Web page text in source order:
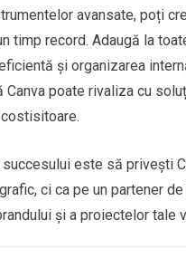
avansate, poți
timp record. Adaugă la
și organizarea
Canva poate rivaliza cu
este să privești
ci ca pe un partener
și a proiectelor tale